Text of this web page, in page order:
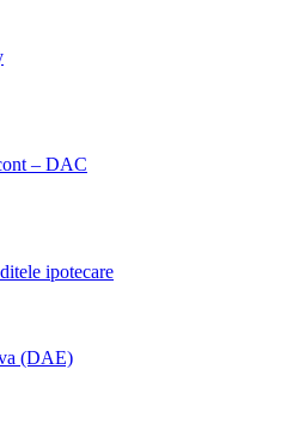
– DAC
ipotecare
(DAE)